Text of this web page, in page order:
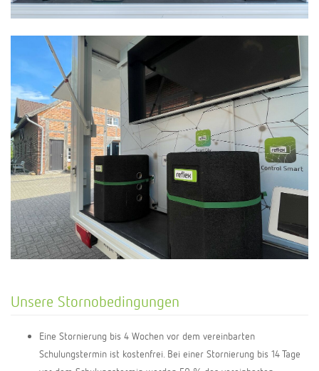
Unsere Stornobedingungen
Eine Stornierung bis 4 Wochen vor dem vereinbarten
Schulungstermin ist kostenfrei. Bei einer Stornierung bis 14 Tage